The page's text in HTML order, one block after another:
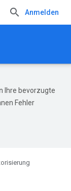
Anmelden
Ihre bevorzugte
Fehler